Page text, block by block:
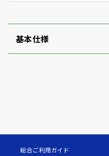
基本仕様
総合ご利用ガイド